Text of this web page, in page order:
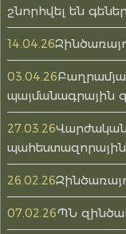
շնորհվել են
14.04.26
03.04.26
պայմանագրային
27.03.26
26.02.26
07.02.26ՊՆ